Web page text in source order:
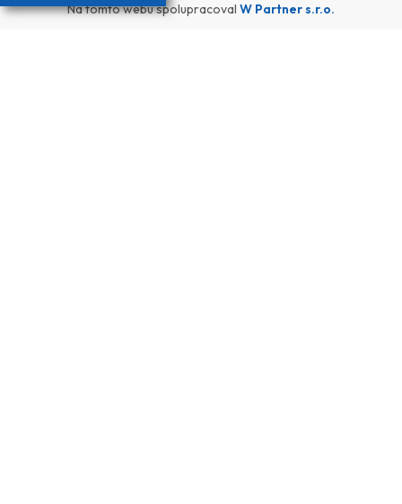
Na tomto webu spolupracoval W Partner s.r.o.